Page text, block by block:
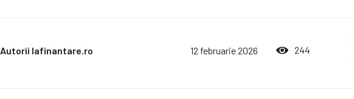
Autorii Iafinantare.ro 12 februarie 2026 244